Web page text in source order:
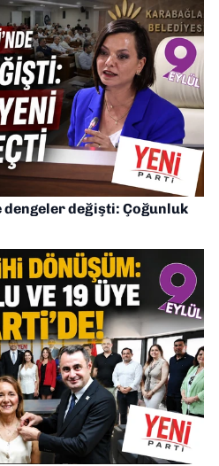
değişti: Çoğunluk